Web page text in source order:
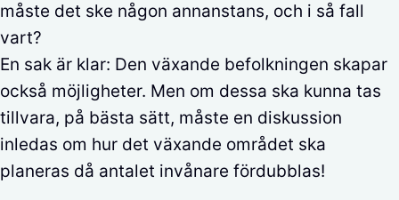
måste det ske någon annanstans, och i så fall
vart?
En sak är klar: Den växande befolkningen skapar
också möjligheter. Men om dessa ska kunna tas
tillvara, på bästa sätt, måste en diskussion
inledas om hur det växande området ska
planeras då antalet invånare fördubblas!